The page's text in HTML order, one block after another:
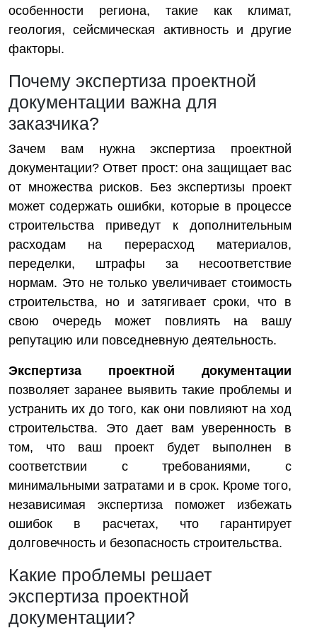
особенности региона, такие как климат,
геология, сейсмическая активность и другие
факторы.
Почему экспертиза проектной
документации важна для
заказчика?
Зачем вам нужна экспертиза проектной
документации? Ответ прост: она защищает вас
от множества рисков. Без экспертизы проект
может содержать ошибки, которые в процессе
строительства приведут к дополнительным
расходам на перерасход материалов,
переделки, штрафы за несоответствие
нормам. Это не только увеличивает стоимость
строительства, но и затягивает сроки, что в
свою очередь может повлиять на вашу
репутацию или повседневную деятельность.
Экспертиза проектной документации
позволяет заранее выявить такие проблемы и
устранить их до того, как они повлияют на ход
строительства. Это дает вам уверенность в
том, что ваш проект будет выполнен в
соответствии с требованиями, с
минимальными затратами и в срок. Кроме того,
независимая экспертиза поможет избежать
ошибок в расчетах, что гарантирует
долговечность и безопасность строительства.
Какие проблемы решает
экспертиза проектной
документации?